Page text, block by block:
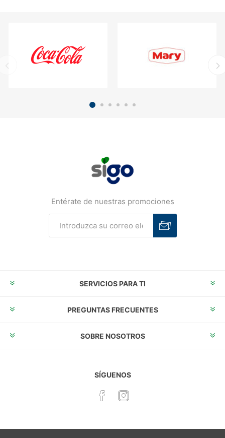
Entérate de nuestras promociones
SERVICIOS PARA TI
PREGUNTAS FRECUENTES
SOBRE NOSOTROS
SÍGUENOS